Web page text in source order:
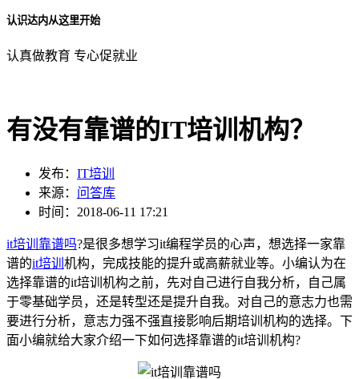
认识达内从这里开始
认真做教育 专心促就业
有没有靠谱的IT培训机构？
发布： IT培训
来源： 问答库
时间：2018-06-11 17:21
it培训靠谱吗?是很多想学习it编程学员的心声，想选择一家靠
谱的it培训 机构，完成技能的提升或高薪就业等。小编认为在
选择靠谱的it培训机构之前，先对自己进行自我分析，自己属
于零基础学员，还是转型还是提升自我。对自己的意志力也需
要进行分析，意志力强不强直接影响后期培训机构的选择。下
面小编就给大家介绍一下如何选择靠谱的it培训机构?